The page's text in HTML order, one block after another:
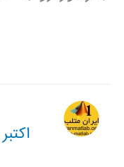
اکتبر 7, 2019 در 4:02 ب.ظ